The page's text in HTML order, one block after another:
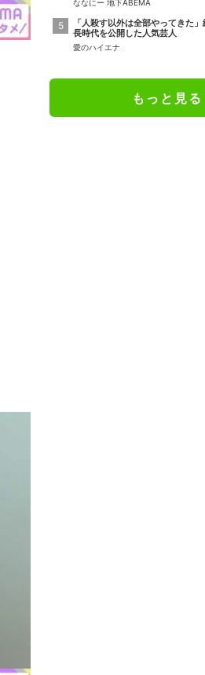
ななにー 地下ABEMA
「人殺す以外は全部やってきた」
長時代を公開した人気芸人
愛のハイエナ
もっと見る